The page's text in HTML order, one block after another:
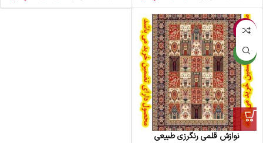
-1%
جدید
نوازش قلمی رنگرزی طبیعی